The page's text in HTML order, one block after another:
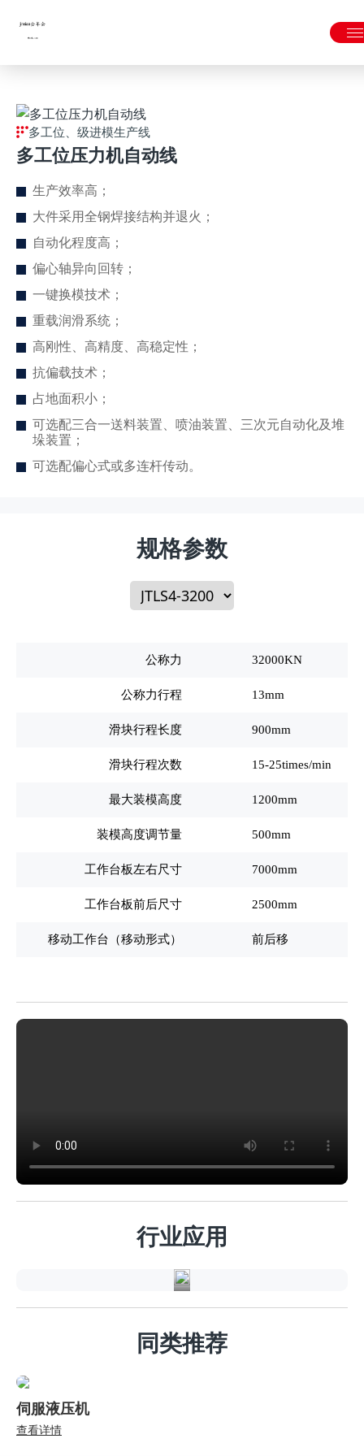
多工位、级进模生产线
多工位压力机自动线
生产效率高；
大件采用全钢焊接结构并退火；
自动化程度高；
偏心轴异向回转；
一键换模技术；
重载润滑系统；
高刚性、高精度、高稳定性；
抗偏载技术；
占地面积小；
可选配三合一送料装置、喷油装置、三次元自动化及堆
垛装置；
可选配偏心式或多连杆传动。
规格参数
公称力 32000KN
公称力行程 13mm
滑块行程长度 900mm
滑块行程次数 15-25times/min
最大装模高度 1200mm
装模高度调节量 500mm
工作台板左右尺寸 7000mm
工作台板前后尺寸 2500mm
移动工作台（移动形式） 前后移
行业应用
车
行
业
同类推荐
伺服液压机
查看详情